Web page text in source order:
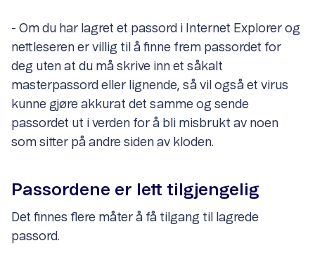
- Om du har lagret et passord i Internet Explorer og
nettleseren er villig til å finne frem passordet for
deg uten at du må skrive inn et såkalt
masterpassord eller lignende, så vil også et virus
kunne gjøre akkurat det samme og sende
passordet ut i verden for å bli misbrukt av noen
som sitter på andre siden av kloden.
Passordene er lett tilgjengelig
Det finnes flere måter å få tilgang til lagrede
passord.